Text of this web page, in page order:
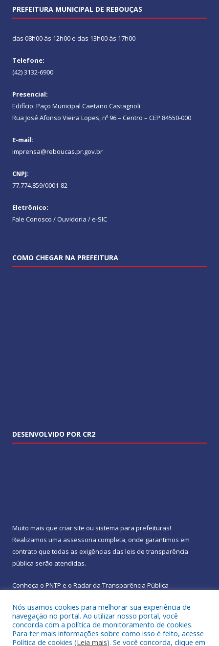
PREFEITURA MUNICIPAL DE REBOUÇAS
das 08h00 às 12h00 e das 13h00 às 17h00
Telefone:
(42) 3132-6900
Presencial:
Edifício: Paço Municipal Caetano Castagnoli
Rua José Afonso Vieira Lopes, nº 96 – Centro – CEP 84550-000
E-mail:
imprensa@reboucas.pr.gov.br
CNPJ:
77.774.859/0001-82
Eletrônico:
Fale Conosco / Ouvidoria / e-SIC
COMO CHEGAR NA PREFEITURA
DESENVOLVIDO POR CR2
Muito mais que criar site ou sistema para prefeituras!
Realizamos uma assessoria completa, onde garantimos em
contrato que todas as exigências das leis de transparência
pública serão atendidas.
Conheça o PNTP e o Radar da Transparência Pública
Todos os direitos reservados a Prefeitura Municipal de
Nós usamos cookies para melhorar sua experiência de
navegação no portal. Ao utilizar nosso portal, você
concorda com a política de monitoramento de cookies.
Para ter mais informações sobre como isso é feito, acesse
Política de cookies (Leia mais). Se você concorda, clique em